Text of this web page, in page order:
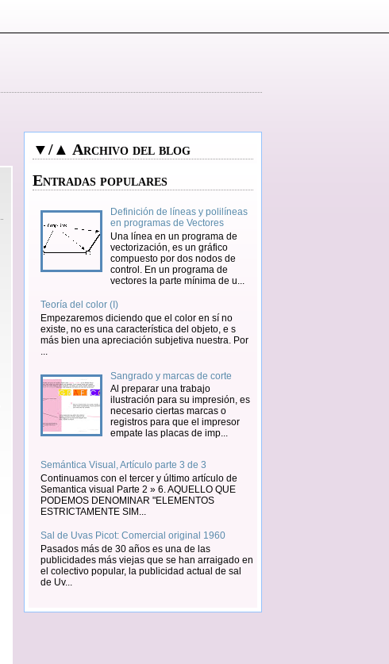
▼/▲ Archivo del blog
Entradas populares
Definición de líneas y polilíneas
en programas de Vectores
Una línea en un programa de
vectorización, es un gráfico
compuesto por dos nodos de
control. En un programa de
vectores la parte mínima de u...
Teoría del color (I)
Empezaremos diciendo que el color en sí no
existe, no es una característica del objeto, e s
más bien una apreciación subjetiva nuestra. Por
Sangrado y marcas de corte
Al preparar una trabajo
ilustración para su impresión, es
necesario ciertas marcas o
registros para que el impresor
empate las placas de imp...
Semántica Visual, Artículo parte 3 de 3
Continuamos con el tercer y último artículo de
Semantica visual Parte 2 » 6. AQUELLO QUE
PODEMOS DENOMINAR "ELEMENTOS
ESTRICTAMENTE SIM...
Sal de Uvas Picot: Comercial original 1960
Pasados más de 30 años es una de las
publicidades más viejas que se han arraigado en
el colectivo popular, la publicidad actual de sal
de Uv...